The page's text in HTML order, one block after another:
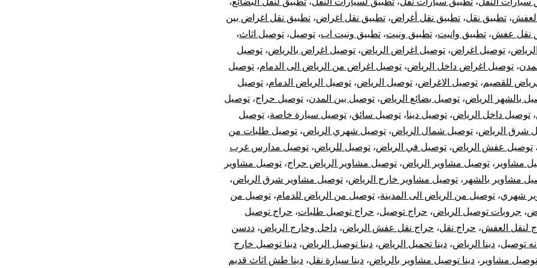
، تطبيق نقل، تطبيق نقل أغراض، تطبيق نقل اغراض، تطبيق نقل اغراض بين
نقل عفش، تطبيق وانيت، تطبيق ونيت، تطبيق ونيت اب، توصيل، توصيل اثاث،
، توصيل اغراض، توصيل اغراض الرياض، توصيل اغراض بالرياض، توصيل
، توصيل اغراض داخل الرياض، توصيل اغراض من الرياض الى الدمام، توصيل
للقصيم، توصيل الاغراض، توصيل الرياض، توصيل الرياض الدمام، توصيل
بالشهر الرياض، توصيل بضائع الرياض، توصيل بين المدن، توصيل حراج، توصيل
، توصيل داخل الرياض، توصيل دينا، توصيل سائق، توصيل سيارة خاصة، توصيل
شرق الرياض، توصيل شمال الرياض، توصيل شهري الرياض، توصيل طلبات من
، توصيل عفش الرياض، توصيل في الرياض، توصيل للرياض، توصيل مدارس غرب
مشاوير ، توصيل مشاوير الرياض، توصيل مشاوير الرياض حراج، توصيل مشاوير
مشاوير بالشهر ، توصيل مشاوير خارج الرياض، توصيل مشاوير شرق الرياض،
شهري، توصيل من الرياض الى المدينة، توصيل من الرياض للدمام، توصيل من
، جروبات توصيل الرياض، حراج توصيل، حراج توصيل طلبات، حراج توصيل
لنقل العفش، حراج نقل، حراج نقل عفش الرياض، داخل وخارج الرياض، ددسن
توصيل، دينا الرياض، دينا تحميل الرياض، دينا توصيل الرياض، دينا توصيل خارج
توصيل مشاوير ، دينا توصيل مشاوير بالرياض، دينا سيارة نقل، دينا طش اثاث قديم